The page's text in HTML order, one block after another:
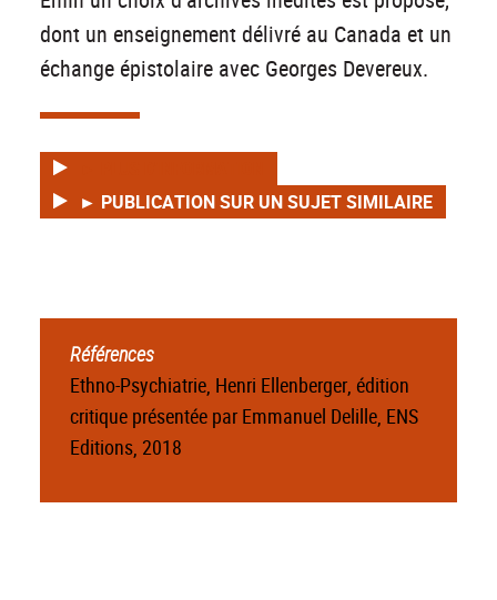
dont un enseignement délivré au Canada et un
échange épistolaire avec Georges Devereux.
► PUBLICATION SUR UN SUJET SIMILAIRE
Références
Ethno-Psychiatrie, Henri Ellenberger, édition
critique présentée par Emmanuel Delille, ENS
Editions, 2018